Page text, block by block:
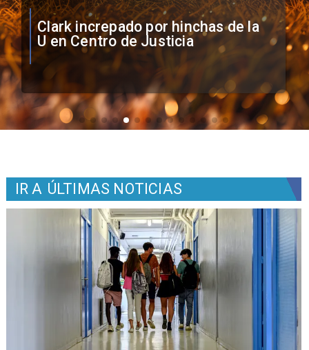
Vozinha firma contrato con Colo
Colo como nuevo arquero
IR A ÚLTIMAS NOTICIAS